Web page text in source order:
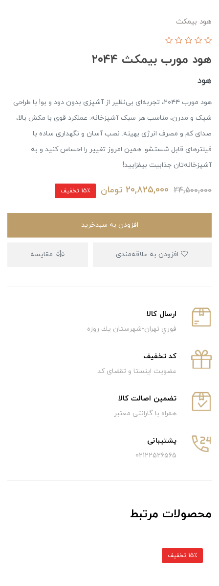
هود بیمکث
هود مورب بیمکث ۲۰۴۴
هود
هود مورب ۲۰۴۴، تجربه‌ای بی‌نظیر از آشپزی بدون دود و بو! با طراحی
شیک و مدرن، مناسب هر سبک آشپزخانه. عملکرد قوی با مکش بالا،
صدای کم و مصرف انرژی بهینه. نصب آسان و نگهداری ساده با
فیلترهای قابل شستشو. همین امروز تغییر را احساس کنید و به
آشپزخانه‌تان جذابیت بیفزایید!
24,500,000
20,825,000 تومان 15٪ تخفیف
افزودن به سبدخرید
مقایسه
ارسال كالا
فوري تهران-شهرستان يك روزه
كد تخفيف
عضویت اینستا و تقضای کد
تضمین اصالت کالا
همراه با گارانتی معتبر
پشتیبانی
02122526565
محصولات مرتبط
15٪ تخفیف